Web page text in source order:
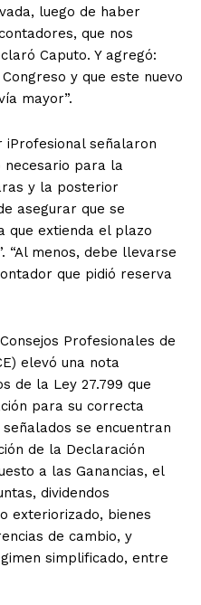
luego de haber
que nos
Caputo. Y agregó:
y que este nuevo
mayor”.
iProfesional señalaron
necesario para la
y la posterior
asegurar que se
que extienda el plazo
“Al menos, debe llevarse
que pidió reserva
Profesionales de
elevó una nota
de la Ley 27.799 que
para su correcta
se encuentran
de la Declaración
a las Ganancias, el
dividendos
exteriorizado, bienes
de cambio, y
simplificado, entre